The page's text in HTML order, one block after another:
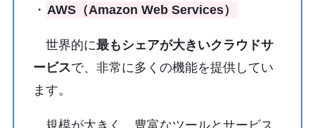
・ AWS（Amazon Web Services）
世界的に最もシェアが大きいクラウドサ
ービスで、非常に多くの機能を提供してい
ます。
規模が大きく、豊富なツールとサービス